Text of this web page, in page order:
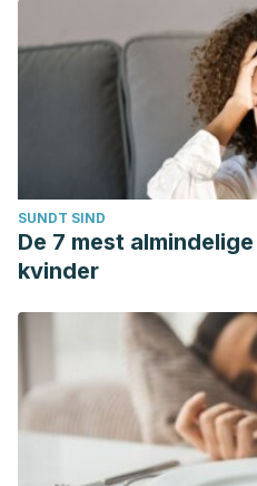
SUNDT SIND
De 7 mest
kvinder